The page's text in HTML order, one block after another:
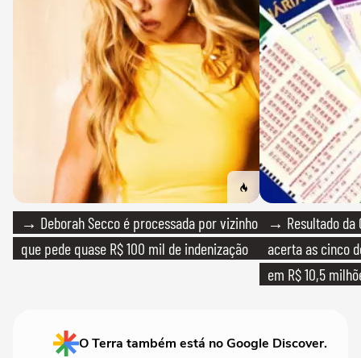
→ Deborah Secco é processada por vizinho
que pede quase R$ 100 mil de indenização
→ Resultado da
acerta as cinco
em R$ 10,5
O Terra também está no Google Discover.